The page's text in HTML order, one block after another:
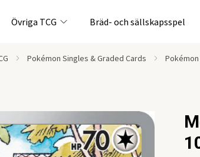
Övriga TCG Bräd- och sällskapsspel
Pokémon Singles & Graded Cards